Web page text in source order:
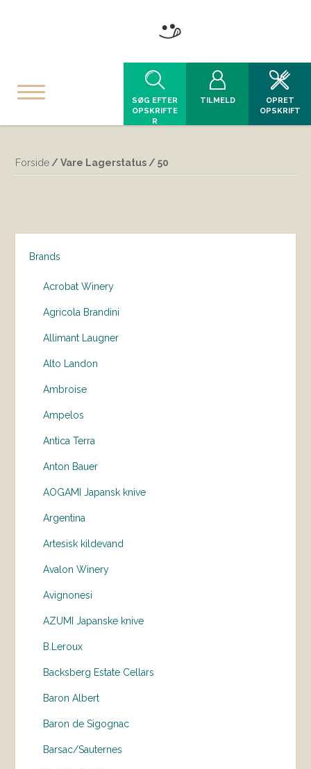
SØG EFTER
OPSKRIFTE
R
TILMELD
OPRET
OPSKRIFT
Forside / Vare Lagerstatus / 50
Brands
Acrobat Winery
Agricola Brandini
Allimant Laugner
Alto Landon
Ambroise
Ampelos
Antica Terra
Anton Bauer
AOGAMI Japansk knive
Argentina
Artesisk kildevand
Avalon Winery
Avignonesi
AZUMI Japanske knive
B.Leroux
Backsberg Estate Cellars
Baron Albert
Baron de Sigognac
Barsac/Sauternes